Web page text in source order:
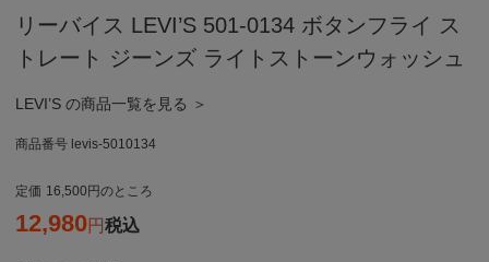
リーバイス LEVI’S 501-0134 ボタンフライ ス
トレート ジーンズ ライトストーンウォッシュ
LEVI’S の商品一覧を見る ＞
商品番号 levis-5010134
定価 16,500 のところ
12,980 税込